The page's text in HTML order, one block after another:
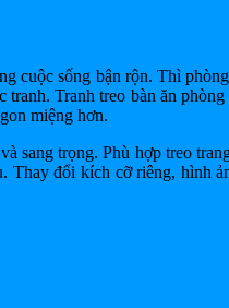
cuộc sống bận rộn. Thì
Tranh treo bàn ăn
miệng hơn.
sang trọng. Phù hợp treo
đổi kích cỡ riêng, hình